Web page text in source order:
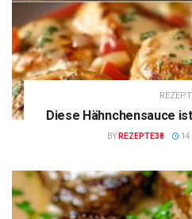
Diese Hähnchensauce
BY REZEPTE38 14